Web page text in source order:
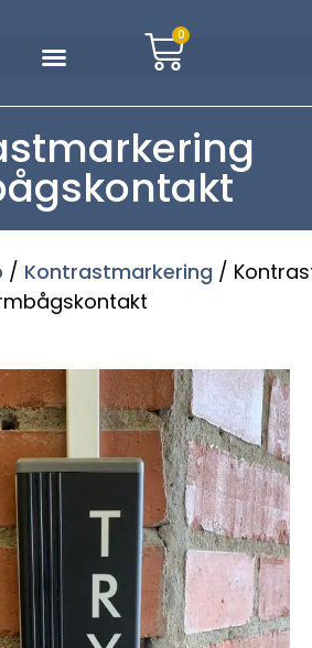
0
/ Kontrastmarkering /